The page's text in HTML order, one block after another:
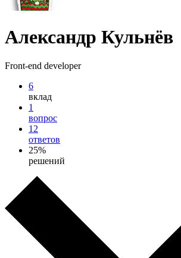
Александр Кульнёв
Front-end developer
6
вклад
1
вопрос
12
ответов
25%
решений